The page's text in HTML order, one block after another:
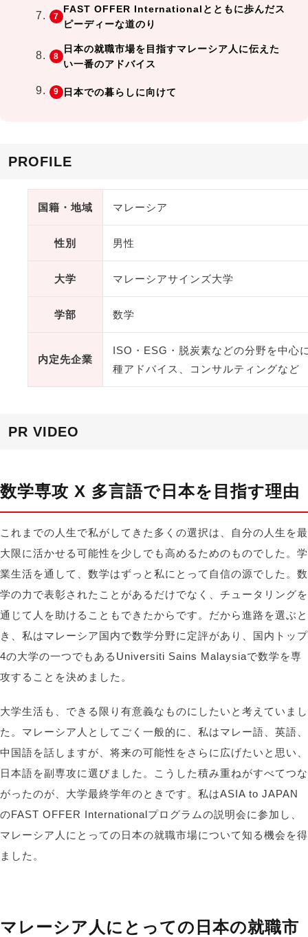
FAST OFFER Internationalとともに歩んだス
ピーディーな道のり
日本の就職市場を目指すマレーシア人に伝えた
い一番のアドバイス
日本での暮らしに向けて
PROFILE
国籍・地域 マレーシア
性別 男性
大学 マレーシアサインズ大学
学部 数学
内定先企業
ISO・ESG・脱炭素などの分野を中心
種アドバイス、コンサルティングなど
PR VIDEO
数学専攻 X 多言語で日本を目指す理由
これまでの人生で私がしてきた多くの選択は、自分の人生を最
大限に活かせる可能性を少しでも高めるためのものでした。学
業生活を通して、数学はずっと私にとって自信の源でした。数
学の力で表彰されたことがあるだけでなく、チュータリングを
通じて人を助けることもできたからです。だから進路を選ぶと
き、私はマレーシア国内で数学分野に定評があり、国内トップ
4の大学の一つでもあるUniversiti Sains Malaysiaで数学を専
攻することを決めました 。
大学生活も、できる限り有意義なものにしたいと考えていまし
た。マレーシア人としてごく一般的に、私はマレー語、英語、
中国語を話しますが、将来の可能性をさらに広げたいと思い、
日本語を副専攻に選びました。こうした積み重ねがすべてつな
がったのが、大学最終学年のときです。私はASIA to JAPAN
のFAST OFFER Internationalプログラムの説明会に参加し、
マレーシア人にとっての日本の就職市場について知る機会を得
ました 。
マレーシア人にとっての日本の就職市